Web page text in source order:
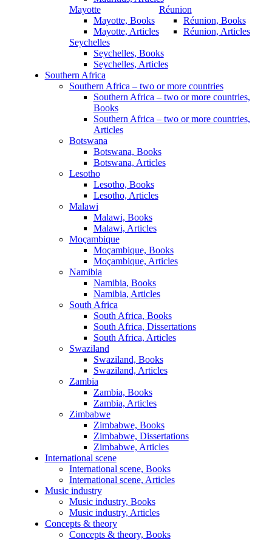
Mayotte
Mayotte, Books
Mayotte, Articles
Réunion
Réunion, Books
Réunion, Articles
Seychelles
Seychelles, Books
Seychelles, Articles
Southern Africa
Southern Africa – two or more countries
Southern Africa – two or more countries,
Books
Southern Africa – two or more countries,
Articles
Botswana
Botswana, Books
Botswana, Articles
Lesotho
Lesotho, Books
Lesotho, Articles
Malawi
Malawi, Books
Malawi, Articles
Moçambique
Moçambique, Books
Moçambique, Articles
Namibia
Namibia, Books
Namibia, Articles
South Africa
South Africa, Books
South Africa, Dissertations
South Africa, Articles
Swaziland
Swaziland, Books
Swaziland, Articles
Zambia
Zambia, Books
Zambia, Articles
Zimbabwe
Zimbabwe, Books
Zimbabwe, Dissertations
Zimbabwe, Articles
International scene
International scene, Books
International scene, Articles
Music industry
Music industry, Books
Music industry, Articles
Concepts & theory
Concepts & theory, Books